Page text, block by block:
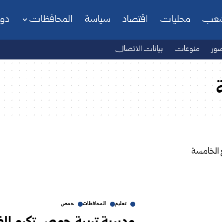
محليات اقتصاد سياسة المحافظات
منوعات بيانات الاتصال
تعليم المحافظات حمص